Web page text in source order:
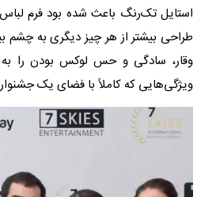
استایل تک‌رنگ باعث شده بود فرم
طراحی بیشتر از هر چیز دیگری به
وقار، سادگی و حس لوکس بودن را به
ویژگی‌هایی که کاملاً با فضای یک